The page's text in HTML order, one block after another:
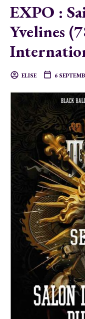
EXPO :
Yvelines
ELISE 6